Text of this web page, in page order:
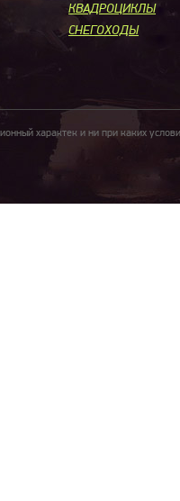
КВАДРОЦИКЛЫ
СНЕГОХОДЫ
характек и ни при каких